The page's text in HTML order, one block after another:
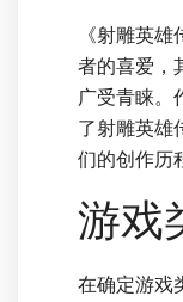
《射雕英
者的喜爱，
广受青睐。
了射雕英雄
们的创作历
游戏
在确定游戏